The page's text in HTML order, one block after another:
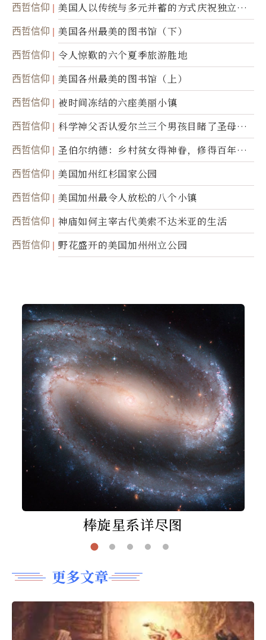
西哲信仰
美国人以传统与多元并蓄的方式庆祝独立日2
50周年
西哲信仰 美国各州最美的图书馆（下）
西哲信仰 令人惊歎的六个夏季旅游胜地
西哲信仰 美国各州最美的图书馆（上）
西哲信仰 被时间冻结的六座美丽小镇
西哲信仰
科学神父否认爱尔兰三个男孩目睹了圣母显
灵
西哲信仰
圣伯尔纳德：乡村贫女得神眷，修得百年不
腐身
西哲信仰 美国加州红杉国家公园
西哲信仰 美国加州最令人放松的八个小镇
西哲信仰 神庙如何主宰古代美索不达米亚的生活
西哲信仰 野花盛开的美国加州州立公园
棒旋星系详尽图
更多文章